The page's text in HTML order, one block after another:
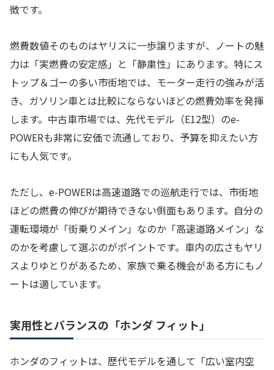
徴です。
燃費数値そのものはヤリスに一歩譲りますが、ノートの魅
力は「実燃費の安定感」と「静粛性」にあります。特にス
トップ＆ゴーの多い市街地では、モーター走行の強みが活
き、ガソリン車とは比較にならないほどの燃費効率を発揮
します。中古車市場では、先代モデル（E12型）のe-
POWERも非常に安価で流通しており、予算を抑えたい方
にも人気です。
ただし、e-POWERは高速道路での巡航走行では、市街地
ほどの燃費の伸びが期待できない側面もあります。自分の
運転環境が「街乗りメイン」なのか「高速道路メイン」な
のかを考慮して選ぶのがポイントです。車内の広さもヤリ
スよりゆとりがあるため、家族で乗る機会がある方にもノ
ートは適しています。
実用性とバランスの「ホンダ フィット」
ホンダのフィットは、歴代モデルを通して「広い室内空